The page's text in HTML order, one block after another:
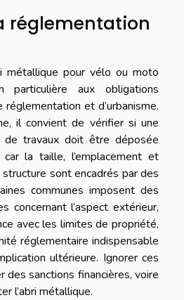
réglementation
métallique pour vélo ou moto
particulière aux obligations
et d’urbanisme.
il convient de vérifier si une
de travaux doit être déposée
la taille, l’emplacement et
sont encadrés par des
communes imposent des
concernant l’aspect extérieur,
avec les limites de propriété,
réglementaire indispensable
ultérieure. Ignorer ces
des sanctions financières, voire
l’abri métallique.